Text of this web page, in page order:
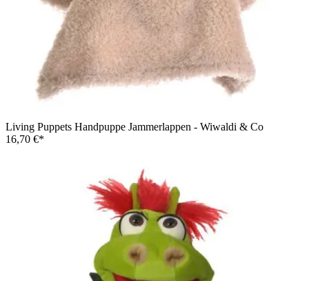
Living Puppets Handpuppe Jammerlappen - Wiwaldi & Co
16,70 €*